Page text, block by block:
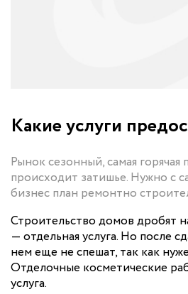
Какие услуги
Рынок сезонный, самая
происходит затишье. Нужно с
бизнес план ремонтно
Строительство домов дробят
— отдельная услуга. Но после
нем еще не спешат, так как
Отделочные косметические
услуга.